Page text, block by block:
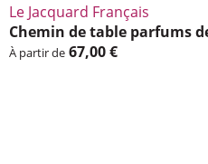
Le Jacquard Français
Chemin de table parfums
À partir de 67,00 €